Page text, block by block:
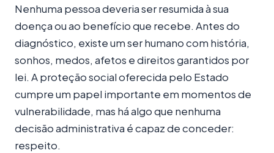
Nenhuma pessoa deveria ser resumida à sua
doença ou ao benefício que recebe. Antes do
diagnóstico, existe um ser humano com história,
sonhos, medos, afetos e direitos garantidos por
lei. A proteção social oferecida pelo Estado
cumpre um papel importante em momentos de
vulnerabilidade, mas há algo que nenhuma
decisão administrativa é capaz de conceder:
respeito.